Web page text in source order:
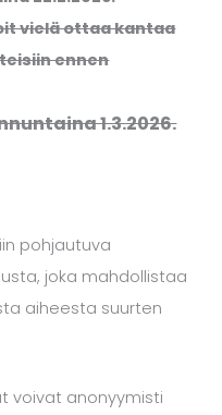
vielä ottaa kantaa
ennen
1.3.2026.
pohjautuva
joka mahdollistaa
aiheesta suurten
voivat anonyymisti